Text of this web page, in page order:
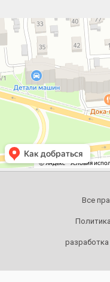
Челябинск
Новороссийская улица, 122 —
Все